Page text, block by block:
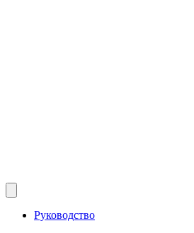
Руководство